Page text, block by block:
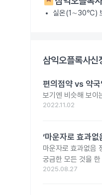
실온(1∼30℃)
삼익오플록사
편의점약 vs 약
보기엔 비슷해 보이
2022.11.02
‘마운자로 효과
마운자로 효과없음
궁금한 모든 것을
2025.08.27